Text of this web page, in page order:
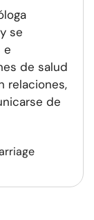
se
e
de salud
relaciones,
de